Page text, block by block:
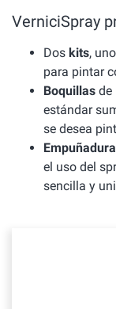
VerniciSpray
Dos kits,
para pintar
Boquillas de
estándar
se desea
Empuñadura
el uso del
sencilla y